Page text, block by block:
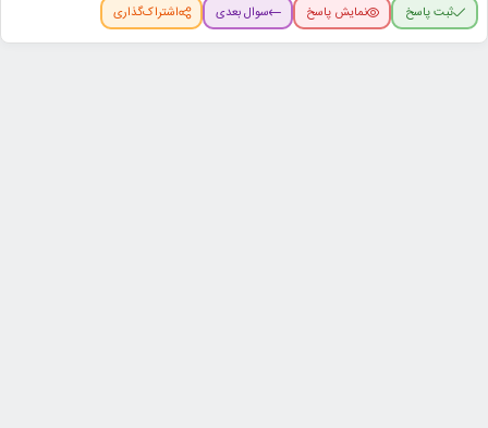
ثبت پاسخ نمایش پاسخ سوال بعدی اشتراک‌گذاری